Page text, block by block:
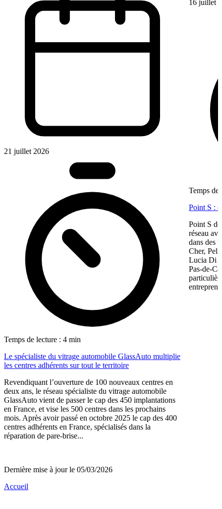
21 juillet 2026
Temps de lecture : 4 min
Le spécialiste du vitrage automobile GlassAuto multiplie
les centres adhérents sur tout le territoire
Revendiquant l’ouverture de 100 nouveaux centres en
deux ans, le réseau spécialiste du vitrage automobile
GlassAuto vient de passer le cap des 450 implantations
en France, et vise les 500 centres dans les prochains
mois. Après avoir passé en octobre 2025 le cap des 400
centres adhérents en France, spécialisés dans la
réparation de pare-brise...
16 juillet
Temps de
Point S :
Point S
réseau
dans des
Cher,
Lucia Di
Pas-de-
Dernière mise à jour le 05/03/2026
Accueil